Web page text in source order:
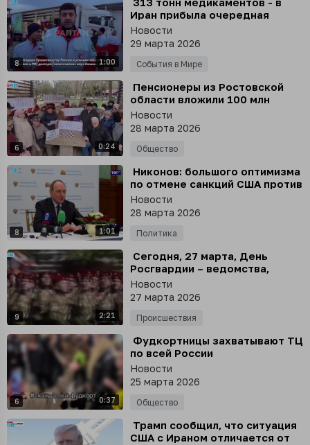
8 1:00
Иран прибыла очередная
партия гуманитарной помощи
от России
Новости
29 марта 2026
События в Мире
6 0:24
⁣ Пенсионеры из Ростовской
области вложили 100 млн
рублей в «новую МММ» и не
могут вернуть деньги, - СМИ
Новости
28 марта 2026
Общество
8 1:01
⁣ Никонов: большого оптимизма
по отмене санкций США против
России нет
Новости
28 марта 2026
Политика
9 2:21
⁣ Сегодня, 27 марта, День
Росгвардии – ведомства,
обеспечивающего
безопасность и правопорядок
в России
Новости
27 марта 2026
Происшествия
6 0:37
⁣ Фудкортницы захватывают ТЦ
по всей России
Новости
25 марта 2026
Общество
⁣ Трамп сообщил, что ситуация
США с Ираном отличается от